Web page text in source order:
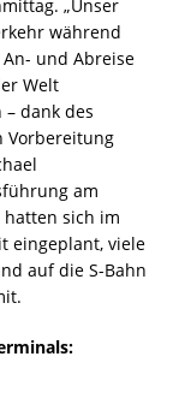
„Unser
während
und Abreise
Welt
dank des
Vorbereitung
am
hatten sich im
eingeplant, viele
auf die S-Bahn